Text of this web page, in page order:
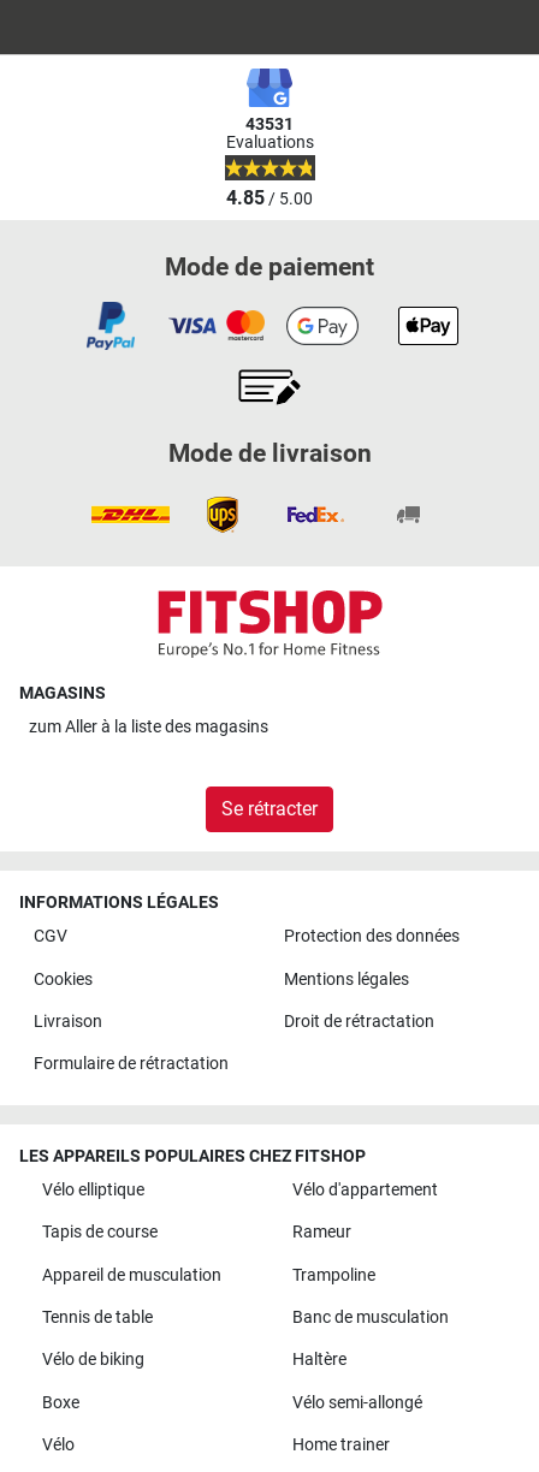
43531
Evaluations
4.85/ 5.00
Mode de paiement
Mode de livraison
MAGASINS
zumAller à la liste des magasins
Se rétracter
INFORMATIONS LÉGALES
CGV
Protection des données
Cookies Mentions légales
Livraison Droit de rétractation
Formulaire de rétractation
LES APPAREILS POPULAIRES CHEZ FITSHOP
Vélo elliptique
Vélo d'appartement
Tapis de course Rameur
Appareil de musculation Trampoline
Tennis de table Banc de musculation
Vélo de biking Haltère
Boxe Vélo semi-allongé
Vélo Home trainer